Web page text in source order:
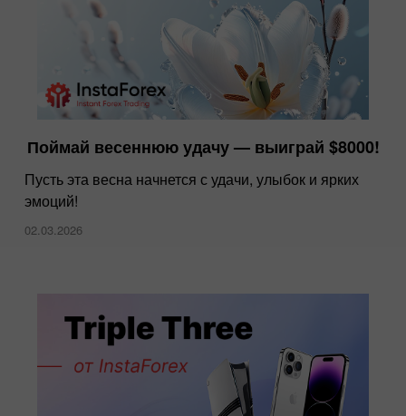
Поймай весеннюю удачу — выиграй $8000!
Пусть эта весна начнется с удачи, улыбок и ярких
эмоций!
02.03.2026